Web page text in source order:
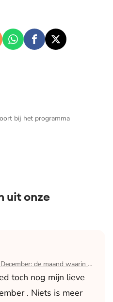
bij het programma
uit onze
Blog Bianca | December: de maand waarin ik mijn man verloor
toch nog mijn lieve
. Niets is meer
| December: de maand